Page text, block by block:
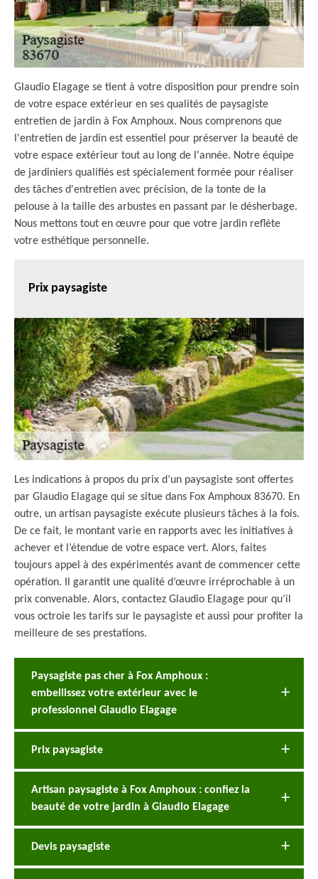
Glaudio Elagage se tient à votre disposition pour prendre soin
de votre espace extérieur en ses qualités de paysagiste
entretien de jardin à Fox Amphoux. Nous comprenons que
l'entretien de jardin est essentiel pour préserver la beauté de
votre espace extérieur tout au long de l'année. Notre équipe
de jardiniers qualifiés est spécialement formée pour réaliser
des tâches d'entretien avec précision, de la tonte de la
pelouse à la taille des arbustes en passant par le désherbage.
Nous mettons tout en œuvre pour que votre jardin reflète
votre esthétique personnelle.
Prix paysagiste
Les indications à propos du prix d’un paysagiste sont offertes
par Glaudio Elagage qui se situe dans Fox Amphoux 83670. En
outre, un artisan paysagiste exécute plusieurs tâches à la fois.
De ce fait, le montant varie en rapports avec les initiatives à
achever et l’étendue de votre espace vert. Alors, faites
toujours appel à des expérimentés avant de commencer cette
opération. Il garantit une qualité d’œuvre irréprochable à un
prix convenable. Alors, contactez Glaudio Elagage pour qu’il
vous octroie les tarifs sur le paysagiste et aussi pour profiter la
meilleure de ses prestations.
Paysagiste pas cher à Fox Amphoux :
embellissez votre extérieur avec le
professionnel Glaudio Elagage
Prix paysagiste
Artisan paysagiste à Fox Amphoux : confiez la
beauté de votre jardin à Glaudio Elagage
Devis paysagiste